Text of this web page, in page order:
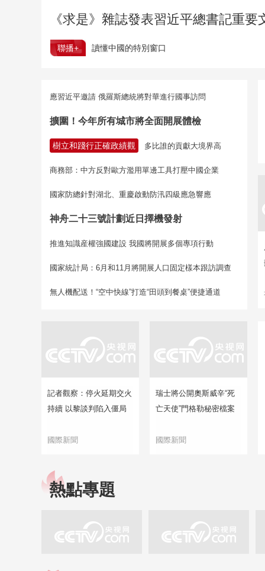
《求是》雜誌發表習近平總書記重要
聯播+ 讀懂中國的特別窗口
應習近平邀請 俄羅斯總統將對華進行國事訪問
擴圍！今年所有城市將全面開展體檢
樹立和踐行正確政績觀 多比誰的貢獻大境界高
商務部：中方反對歐方濫用單邊工具打壓中國企業
國家防總針對湖北、重慶啟動防汛四級應急響應
神舟二十三號計劃近日擇機發射
推進知識産權強國建設 我國將開展多個專項行動
國家統計局：6月和11月將開展人口固定樣本跟訪調查
無人機配送！“空中快線”打造“田頭到餐桌”便捷通道
記者觀察：停火延期交火
持續 以黎談判陷入僵局
國際新聞
瑞士將公開奧斯威辛“死
亡天使”門格勒秘密檔案
國際新聞
熱點專題